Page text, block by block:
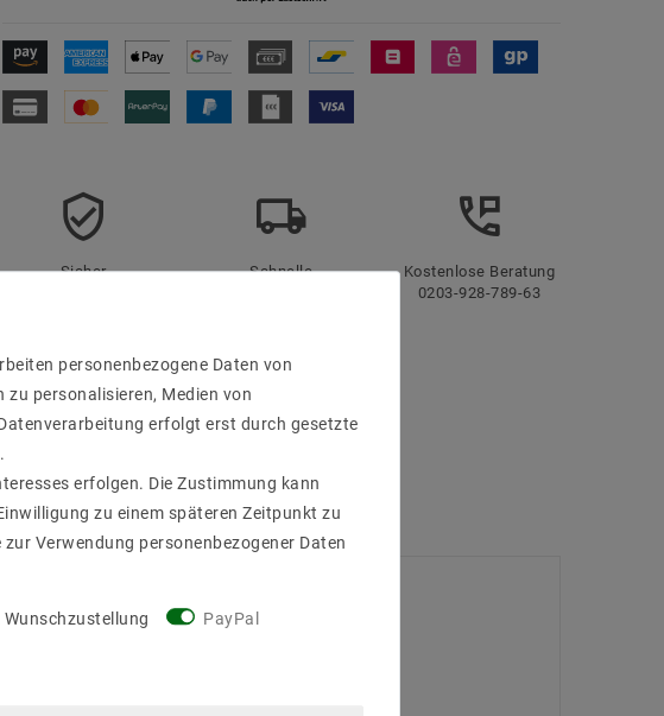
Sicher
Schnelle
Kostenlose Beratung
0203-928-789-63
personenbezogene Daten von
zu personalisieren, Medien von
erfolgt erst durch gesetzte
erfolgen. Die Zustimmung kann
zu einem späteren Zeitpunkt zu
Verwendung personenbezogener Daten
Wunschzustellung PayPal